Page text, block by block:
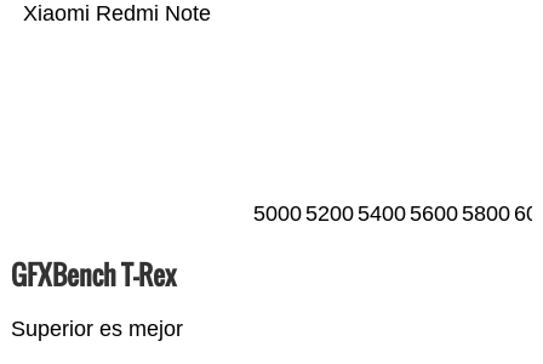
Xiaomi Redmi Note
50005200540056005800
GFXBench T-Rex
Superior es mejor